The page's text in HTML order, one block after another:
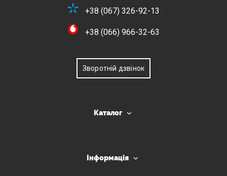
+38 (067) 326-92-13
+38 (066) 966-32-63
Зворотній дзвінок
Каталог
Інформація